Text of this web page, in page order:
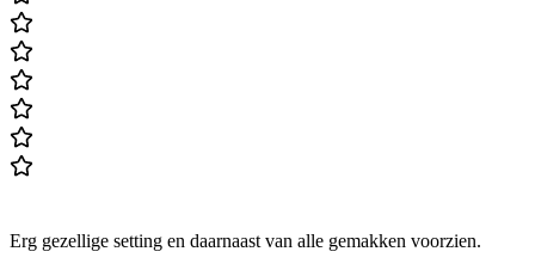
Erg gezellige setting en daarnaast van alle gemakken voorzien.